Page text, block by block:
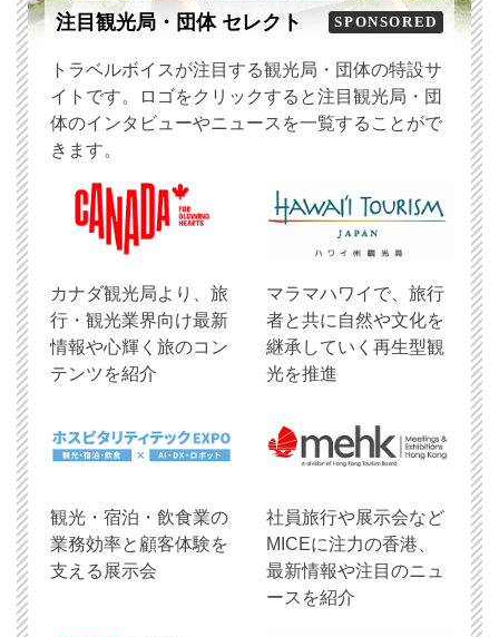
注目観光局・団体 セレクト SPONSORED
トラベルボイスが注目する観光局・団体の特設サ
イトです。ロゴをクリックすると注目観光局・団
体のインタビューやニュースを一覧することがで
きます。
​カナダ観光局より、旅
行・観光業界向け最新
情報や心輝く旅のコン
テンツを紹介
マラマハワイで、旅行
者と共に自然や文化を
継承していく再生型観
光を推進
観光・宿泊・飲食業の
業務効率と顧客体験を
支える展示会
社員旅行や展示会など
MICEに注力の香港、
最新情報や注目のニュ
ースを紹介